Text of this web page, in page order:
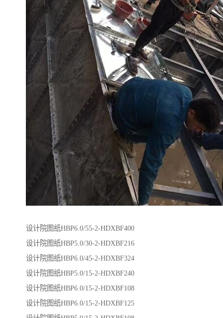
设计院图纸HBP6.0/55-2-HDXBF400
设计院图纸HBP5.0/30-2-HDXBF216
设计院图纸HBP6.0/45-2-HDXBF324
设计院图纸HBP5.0/15-2-HDXBF240
设计院图纸HBP6.0/15-2-HDXBF108
设计院图纸HBP6.0/15-2-HDXBF125